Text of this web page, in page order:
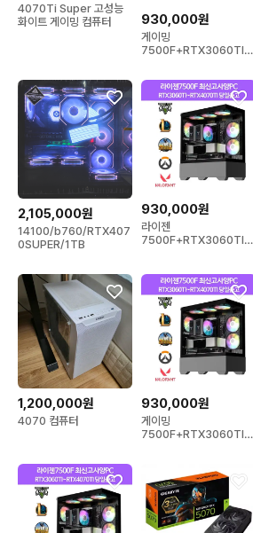
4070Ti Super 고성능
화이트 게이밍 컴퓨터
930,000원
게이밍
7500F+RTX3060TI~
2,105,000원
14100/b760/RTX407
0SUPER/1TB
930,000원
라이젠
7500F+RTX3060TI~
1,200,000원
4070 컴퓨터
930,000원
게이밍
7500F+RTX3060TI~